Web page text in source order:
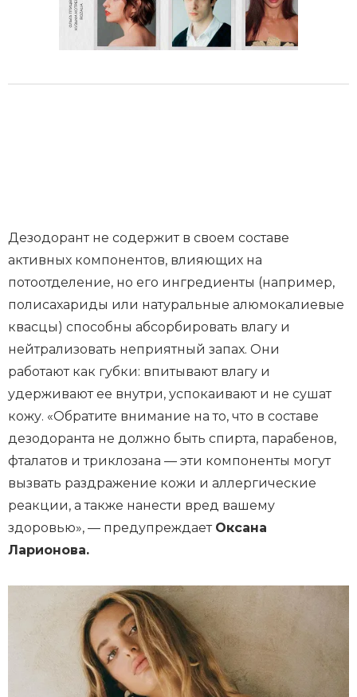
Дезодорант не содержит в своем составе
активных компонентов, влияющих на
потоотделение, но его ингредиенты (например,
полисахариды или натуральные алюмокалиевые
квасцы) способны абсорбировать влагу и
нейтрализовать неприятный запах. Они
работают как губки: впитывают влагу и
удерживают ее внутри, успокаивают и не сушат
кожу. «Обратите внимание на то, что в составе
дезодоранта не должно быть спирта, парабенов,
фталатов и триклозана — эти компоненты могут
вызвать раздражение кожи и аллергические
реакции, а также нанести вред вашему
здоровью», — предупреждает Оксана
Ларионова.